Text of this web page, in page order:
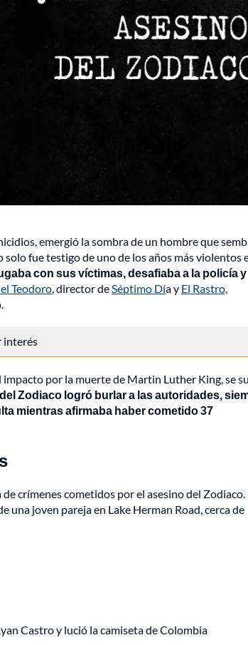
emergió la sombra de un hombre que
fue testigo de uno de los años más violentos
con sus víctimas, desafiaba a la policía y
Teodoro, director deSéptimo Día y El Rastro,
interés
por la muerte de Martin Luther King, se
Zodiaco logró burlar a las autoridades,
mientras afirmaba haber cometido 37
crímenes cometidos por el asesino del Zodiaco.
joven pareja en Lake Herman Road, cerca de
Castro y lució la camiseta de Colombia